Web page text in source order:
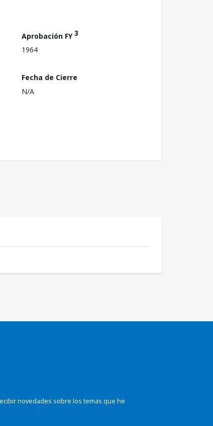
Aprobación FY3
1964
Fecha de Cierre
N/A
novedades sobre los temas que he